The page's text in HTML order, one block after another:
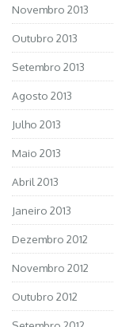
Novembro 2013
Outubro 2013
Setembro 2013
Agosto 2013
Julho 2013
Maio 2013
Abril 2013
Janeiro 2013
Dezembro 2012
Novembro 2012
Outubro 2012